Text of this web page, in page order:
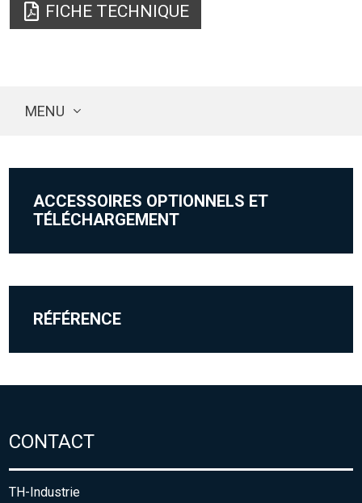
FICHE TECHNIQUE
MENU
ACCESSOIRES OPTIONNELS ET
TÉLÉCHARGEMENT
RÉFÉRENCE
CONTACT
TH-Industrie